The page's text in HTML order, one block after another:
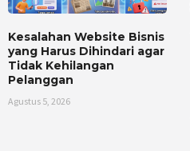
Kesalahan Website Bisnis
yang Harus Dihindari agar
Tidak Kehilangan
Pelanggan
Agustus 5, 2026